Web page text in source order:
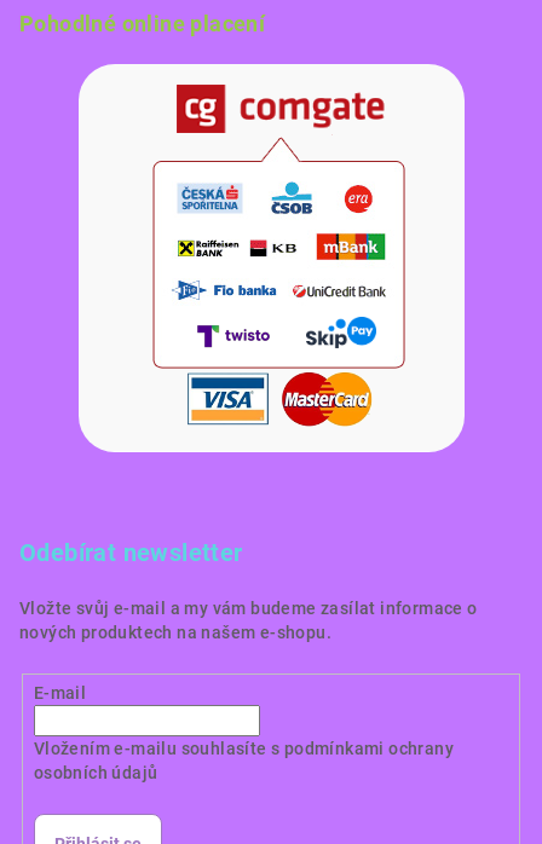
Pohodlné online placení
Odebírat newsletter
Vložte svůj e-mail a my vám budeme zasílat informace o
nových produktech na našem e-shopu.
E-mail
Vložením e-mailu souhlasíte s podmínkami ochrany
osobních údajů